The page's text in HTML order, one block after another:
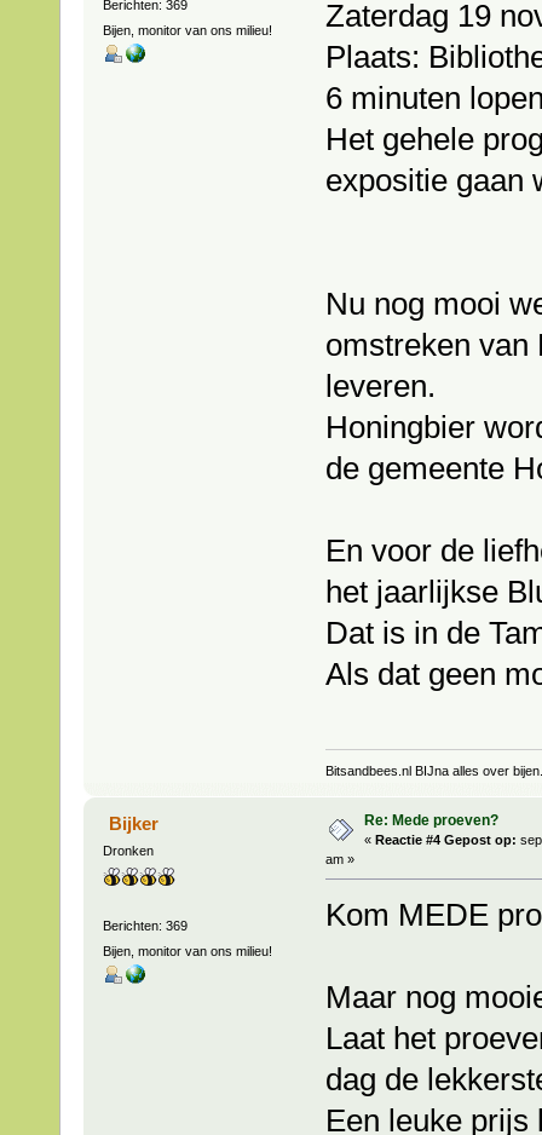
Berichten: 369
Bijen, monitor van ons milieu!
Zaterdag 19
Plaats:
6 minuten
Het gehele
expositie gaan
Nu nog mooi
omstreken van
leveren.
Honingbier
de gemeente
En voor de
het jaarlijkse
Dat is in de
Als dat geen
Bitsandbees.nl BIJna alles over bijen.
Bijker
Dronken
Berichten: 369
Bijen, monitor van ons milieu!
Re: Mede proeven?
« Reactie #4 Gepost op:
am »
Kom MEDE
Maar nog
Laat het
dag de
Een leuke prijs